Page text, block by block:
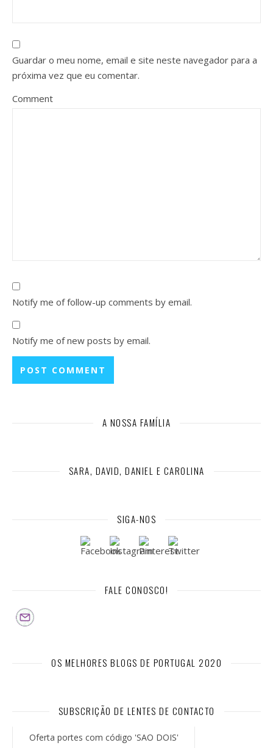
Guardar o meu nome, email e site neste navegador para a
próxima vez que eu comentar.
Comment
Notify me of follow-up comments by email.
Notify me of new posts by email.
A NOSSA FAMÍLIA
SARA, DAVID, DANIEL E CAROLINA
SIGA-NOS
FALE CONOSCO!
OS MELHORES BLOGS DE PORTUGAL 2020
SUBSCRIÇÃO DE LENTES DE CONTACTO
Oferta portes com código 'SAO DOIS'